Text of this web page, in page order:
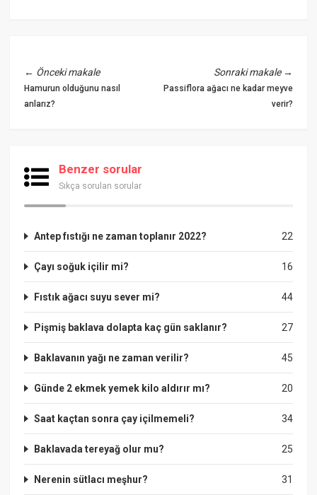
← Önceki makale
Hamurun olduğunu nasıl
anlarız?
Sonraki makale→
Passiflora ağacı ne kadar meyve
verir?
Benzer sorular
Sıkça sorulan sorular
22
Antep fıstığı ne zaman toplanır 2022?
16
Çayı soğuk içilir mi?
44
Fıstık ağacı suyu sever mi?
27
Pişmiş baklava dolapta kaç gün saklanır?
45
Baklavanın yağı ne zaman verilir?
20
Günde 2 ekmek yemek kilo aldırır mı?
34
Saat kaçtan sonra çay içilmemeli?
25
Baklavada tereyağ olur mu?
31
Nerenin sütlacı meşhur?